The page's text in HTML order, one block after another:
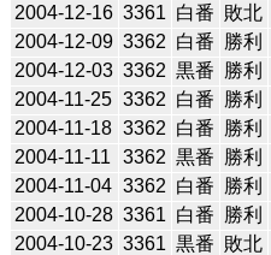
2004-12-16 3361 白番 敗北
2004-12-09 3362 白番 勝利
2004-12-03 3362 黒番 勝利
2004-11-25 3362 白番 勝利
2004-11-18 3362 白番 勝利
2004-11-11
3362 黒番 勝利
2004-11-04 3362 白番 勝利
2004-10-28 3361 白番 勝利
2004-10-23 3361 黒番 敗北